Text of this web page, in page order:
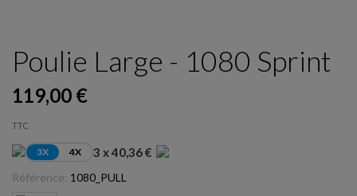
Poulie Large - 1080 Sprint
119,00 €
TTC
3X 4X 3 x 40,36 €
Référence: 1080_PULL